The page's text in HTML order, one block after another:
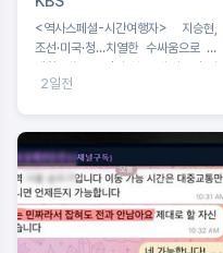
<역사스페셜-시간여행자> 지승현,
조선·미국·청...치열한 수싸움으로 탄
기 조명
2일전